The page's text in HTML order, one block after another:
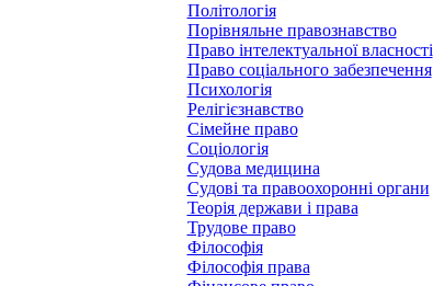
Політологія
Порівняльне правознавство
Право інтелектуальної власності
Право соціального забезпечення
Психологія
Релігієзнавство
Сімейне право
Соціологія
Судова медицина
Судові та правоохоронні органи
Теорія держави і права
Трудове право
Філософія
Філософія права